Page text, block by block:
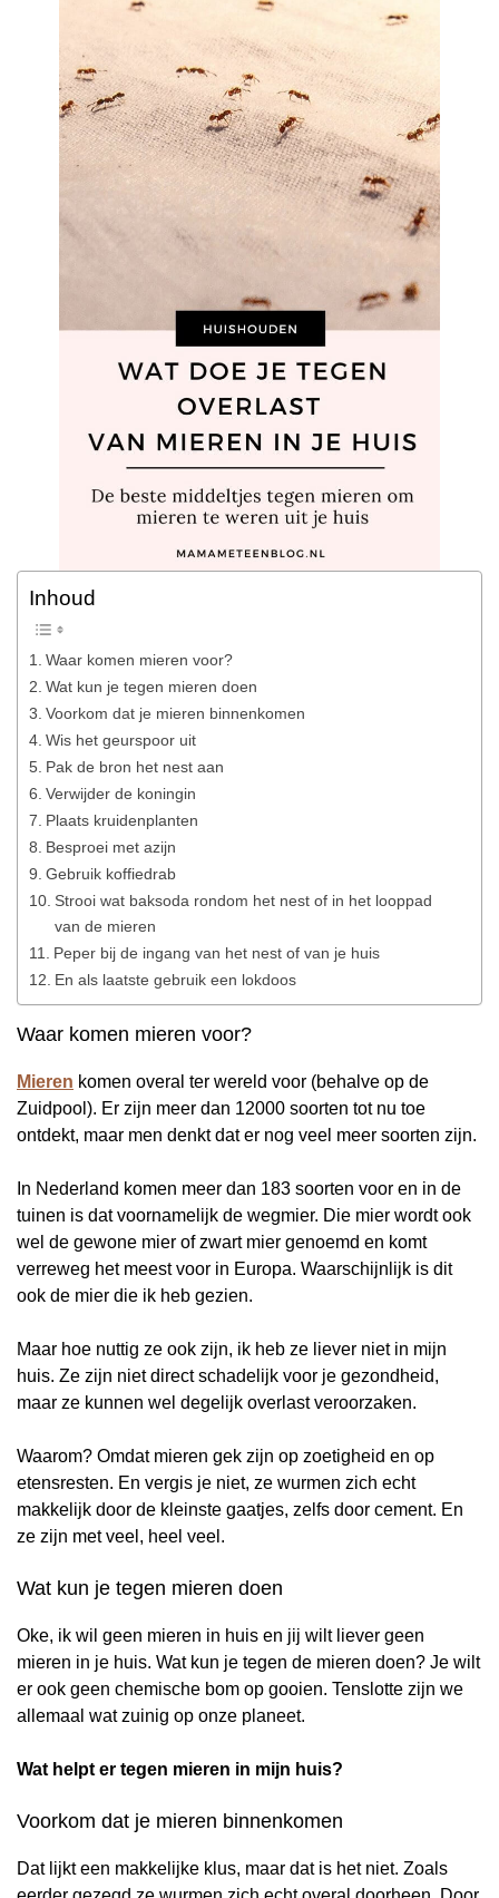
Inhoud
Waar komen mieren voor?
Wat kun je tegen mieren doen
Voorkom dat je mieren binnenkomen
Wis het geurspoor uit
Pak de bron het nest aan
Verwijder de koningin
Plaats kruidenplanten
Besproei met azijn
Gebruik koffiedrab
Strooi wat baksoda rondom het nest of in het looppad
van de mieren
Peper bij de ingang van het nest of van je huis
En als laatste gebruik een lokdoos
Waar komen mieren voor?
Mieren komen overal ter wereld voor (behalve op de
Zuidpool). Er zijn meer dan 12000 soorten tot nu toe
ontdekt, maar men denkt dat er nog veel meer soorten zijn.
In Nederland komen meer dan 183 soorten voor en in de
tuinen is dat voornamelijk de wegmier. Die mier wordt ook
wel de gewone mier of zwart mier genoemd en komt
verreweg het meest voor in Europa. Waarschijnlijk is dit
ook de mier die ik heb gezien.
Maar hoe nuttig ze ook zijn, ik heb ze liever niet in mijn
huis. Ze zijn niet direct schadelijk voor je gezondheid,
maar ze kunnen wel degelijk overlast veroorzaken.
Waarom? Omdat mieren gek zijn op zoetigheid en op
etensresten. En vergis je niet, ze wurmen zich echt
makkelijk door de kleinste gaatjes, zelfs door cement. En
ze zijn met veel, heel veel.
Wat kun je tegen mieren doen
Oke, ik wil geen mieren in huis en jij wilt liever geen
mieren in je huis. Wat kun je tegen de mieren doen? Je wilt
er ook geen chemische bom op gooien. Tenslotte zijn we
allemaal wat zuinig op onze planeet.
Wat helpt er tegen mieren in mijn huis?
Voorkom dat je mieren binnenkomen
Dat lijkt een makkelijke klus, maar dat is het niet. Zoals